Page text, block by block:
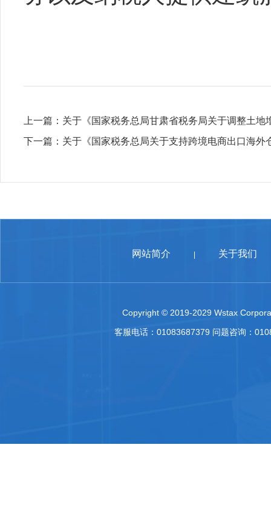
上一篇： 关于《国家税务总局甘肃省税务局关于调整土地
下一篇： 关于《国家税务总局关于支持跨境电商出口海
网站简介 关于我们
Copyright © 2019-2029 Wstax
客服电话：01083687379 问题咨询：